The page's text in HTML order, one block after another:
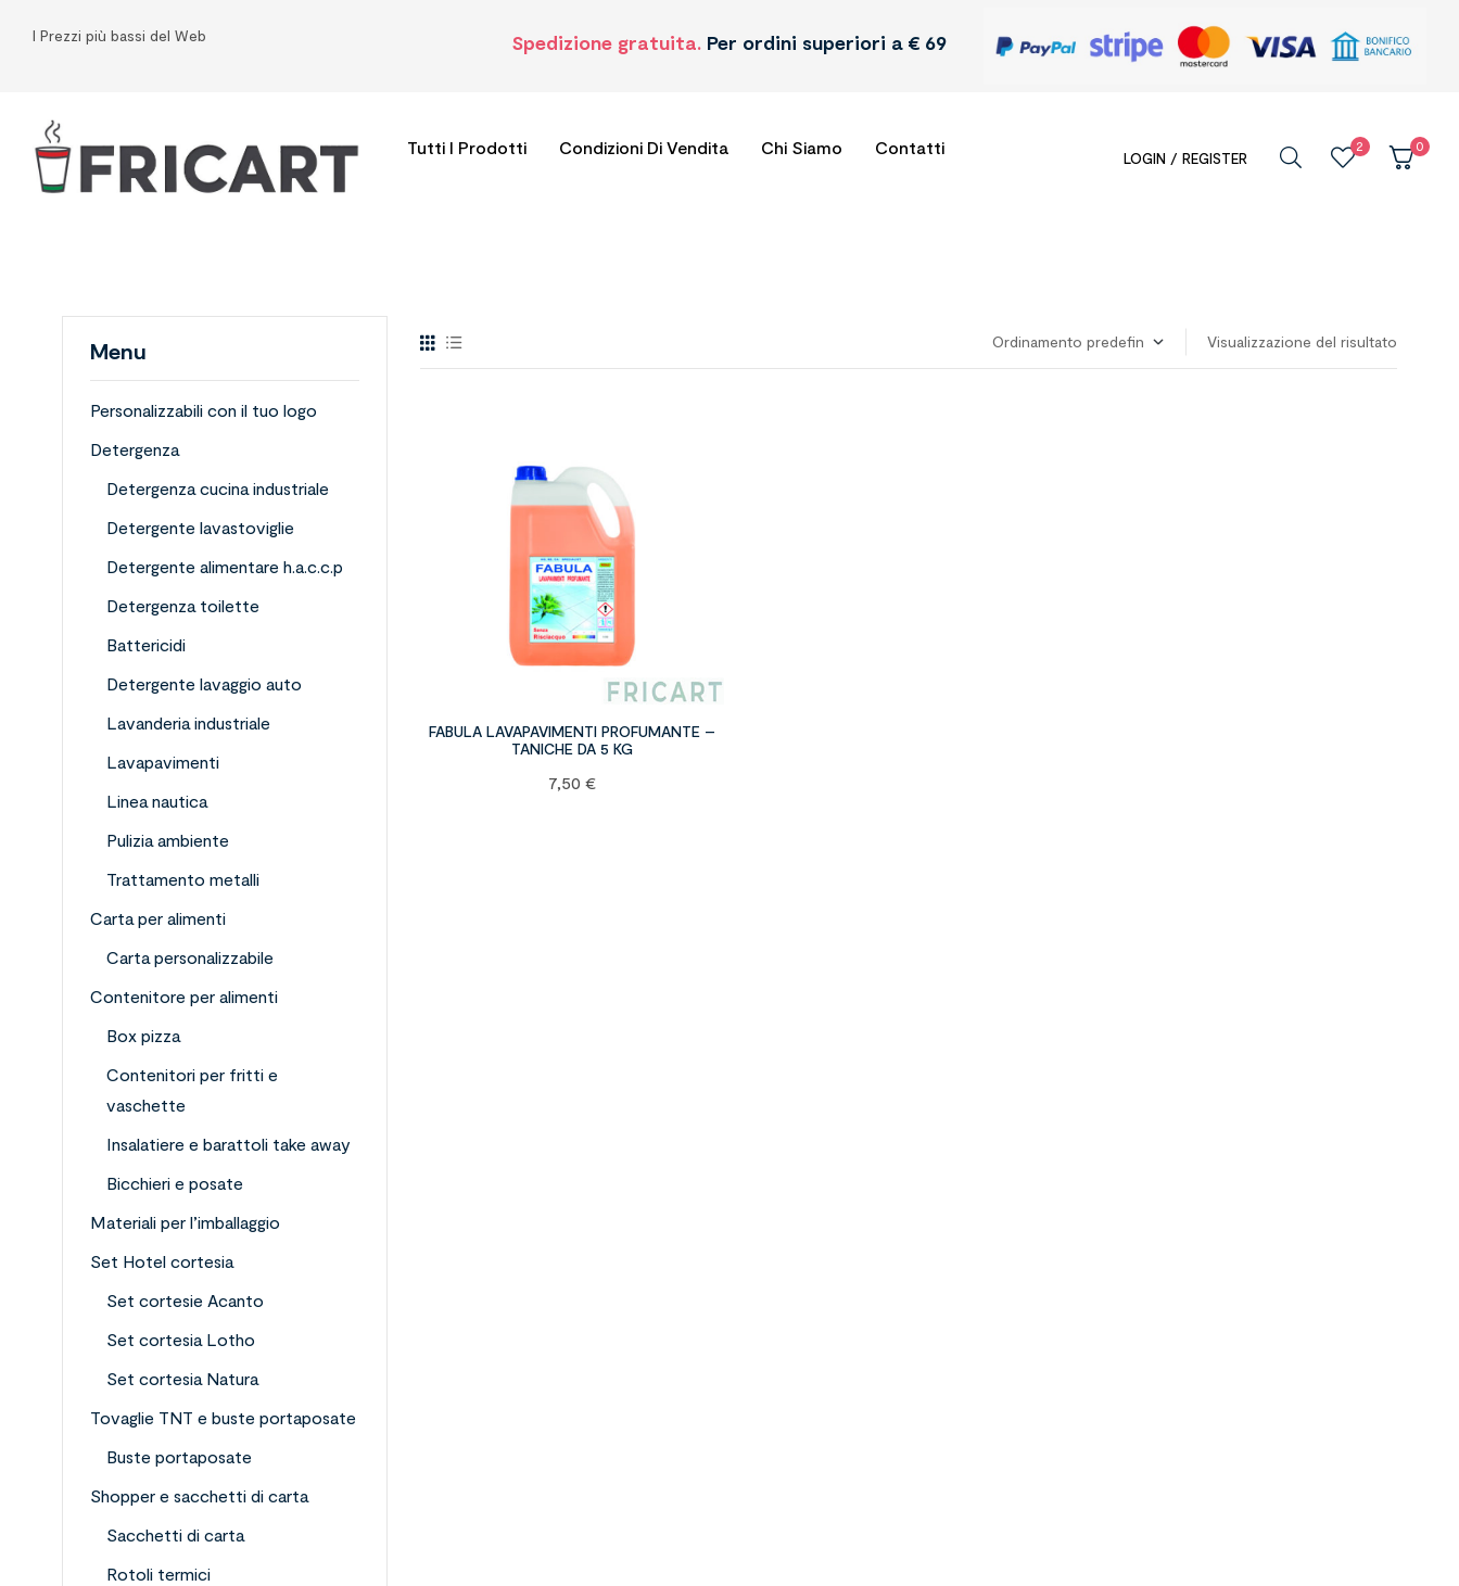
I Prezzi più bassi del Web Spedizione gratuita. Per ordini superiori a € 69
Tutti I Prodotti Condizioni Di Vendita Chi Siamo Contatti
LOGIN / REGISTER
2 0
Visualizzazione del risultato
FABULA LAVAPAVIMENTI PROFUMANTE –
TANICHE DA 5 KG
7,50 €
Menu
Personalizzabili con il tuo logo
Detergenza
Detergenza cucina industriale
Detergente lavastoviglie
Detergente alimentare h.a.c.c.p
Detergenza toilette
Battericidi
Detergente lavaggio auto
Lavanderia industriale
Lavapavimenti
Linea nautica
Pulizia ambiente
Trattamento metalli
Carta per alimenti
Carta personalizzabile
Contenitore per alimenti
Box pizza
Contenitori per fritti e
vaschette
Insalatiere e barattoli take away
Bicchieri e posate
Materiali per l’imballaggio
Set Hotel cortesia
Set cortesie Acanto
Set cortesia Lotho
Set cortesia Natura
Tovaglie TNT e buste portaposate
Buste portaposate
Shopper e sacchetti di carta
Sacchetti di carta
Rotoli termici